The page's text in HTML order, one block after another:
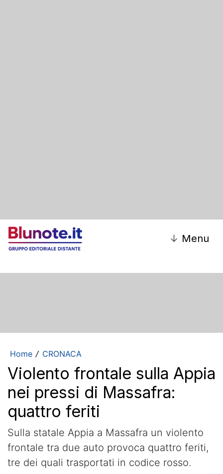
↓ Menu
Home / CRONACA
Violento frontale sulla Appia
nei pressi di Massafra:
quattro feriti
Sulla statale Appia a Massafra un violento
frontale tra due auto provoca quattro feriti,
tre dei quali trasportati in codice rosso.